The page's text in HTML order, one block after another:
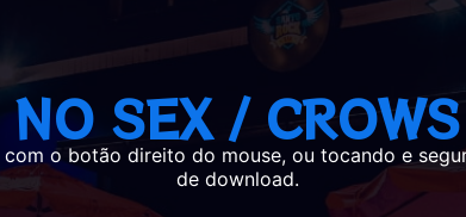
NO SEX / CROWS
o botão direito do mouse, ou tocando e
de download.